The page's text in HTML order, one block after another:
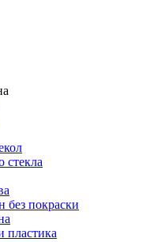
стекла
без покраски
пластика